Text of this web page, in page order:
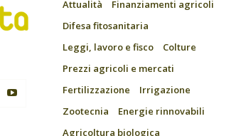
Attualità
Finanziamenti agricoli
Difesa fitosanitaria
Leggi, lavoro e fisco
Colture
Prezzi agricoli e mercati
Fertilizzazione
Irrigazione
Zootecnia
Energie rinnovabili
Agricoltura biologica